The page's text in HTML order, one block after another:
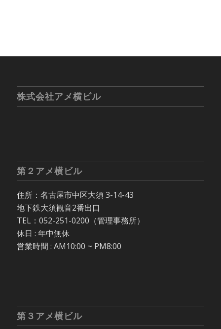
株式会社アメ横ビル
第２アメ横ビル
住所：名古屋市中区大須 3-14-43
地下鉄大須観音2番出口
TEL：052-251-0200（管理事務所）
休日 : 年中無休
営業時間 : AM10:00 ~ PM8:00
第３アメ横ビル